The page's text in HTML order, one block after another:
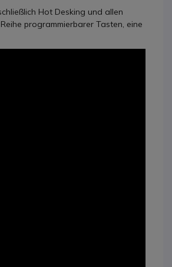
Hot Desking und allen
programmierbarer Tasten, eine